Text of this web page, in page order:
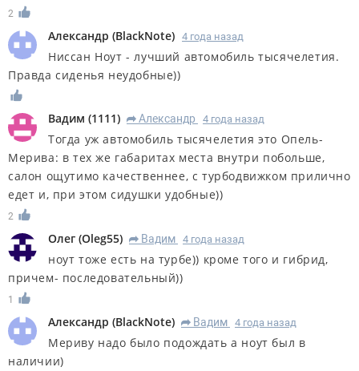
2
Александр (BlackNote) 4 года назад
Ниссан Ноут - лучший автомобиль тысячелетия.
Правда сиденья неудобные))
Вадим (1111) R Александр 4 года назад
Тогда уж автомобиль тысячелетия это Опель-
Мерива: в тех же габаритах места внутри побольше,
салон ощутимо качественнее, с турбодвижком прилично
едет и, при этом сидушки удобные))
2
Олег (Oleg55) R Вадим 4 года назад
ноут тоже есть на турбе)) кроме того и гибрид,
причем- последовательный))
1
Александр (BlackNote) R Вадим 4 года назад
Мериву надо было подождать а ноут был в
наличии)